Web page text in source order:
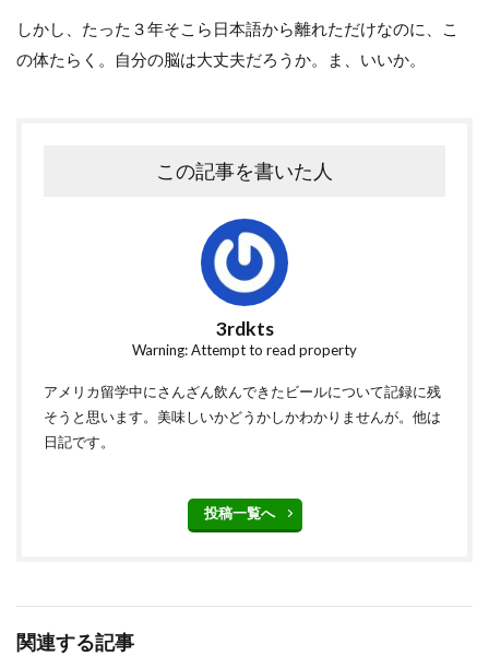
しかし、たった３年そこら日本語から離れただけなのに、こ
の体たらく。自分の脳は大丈夫だろうか。ま、いいか。
この記事を書いた人
3rdkts
Warning: Attempt to read property
アメリカ留学中にさんざん飲んできたビールについて記録に残
そうと思います。美味しいかどうかしかわかりませんが。他は
日記です。
投稿一覧へ
関連する記事